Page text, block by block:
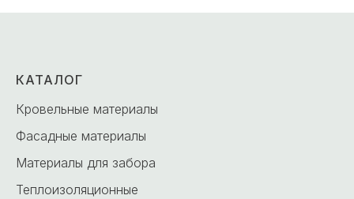
КАТАЛОГ
Кровельные материалы
Фасадные материалы
Материалы для забора
Теплоизоляционные